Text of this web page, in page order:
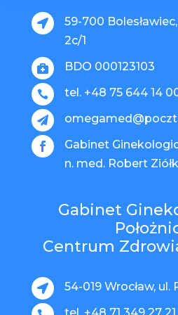

59-700
2c/1
 BDO 000123103
 tel. +48 75 644 14


Gabinet
n. med. Robert
Gabinet
Centrum
 54-019 Wrocław, ul.